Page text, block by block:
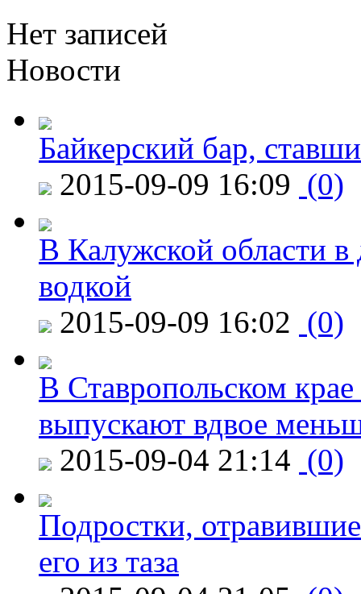
Нет записей
Новости
Байкерский бар,
2015-09-09 16:09 (0)
В Калужской области в
водкой
2015-09-09 16:02 (0)
В Ставропольском
выпускают вдвое
2015-09-04 21:14 (0)
Подростки,
его из таза